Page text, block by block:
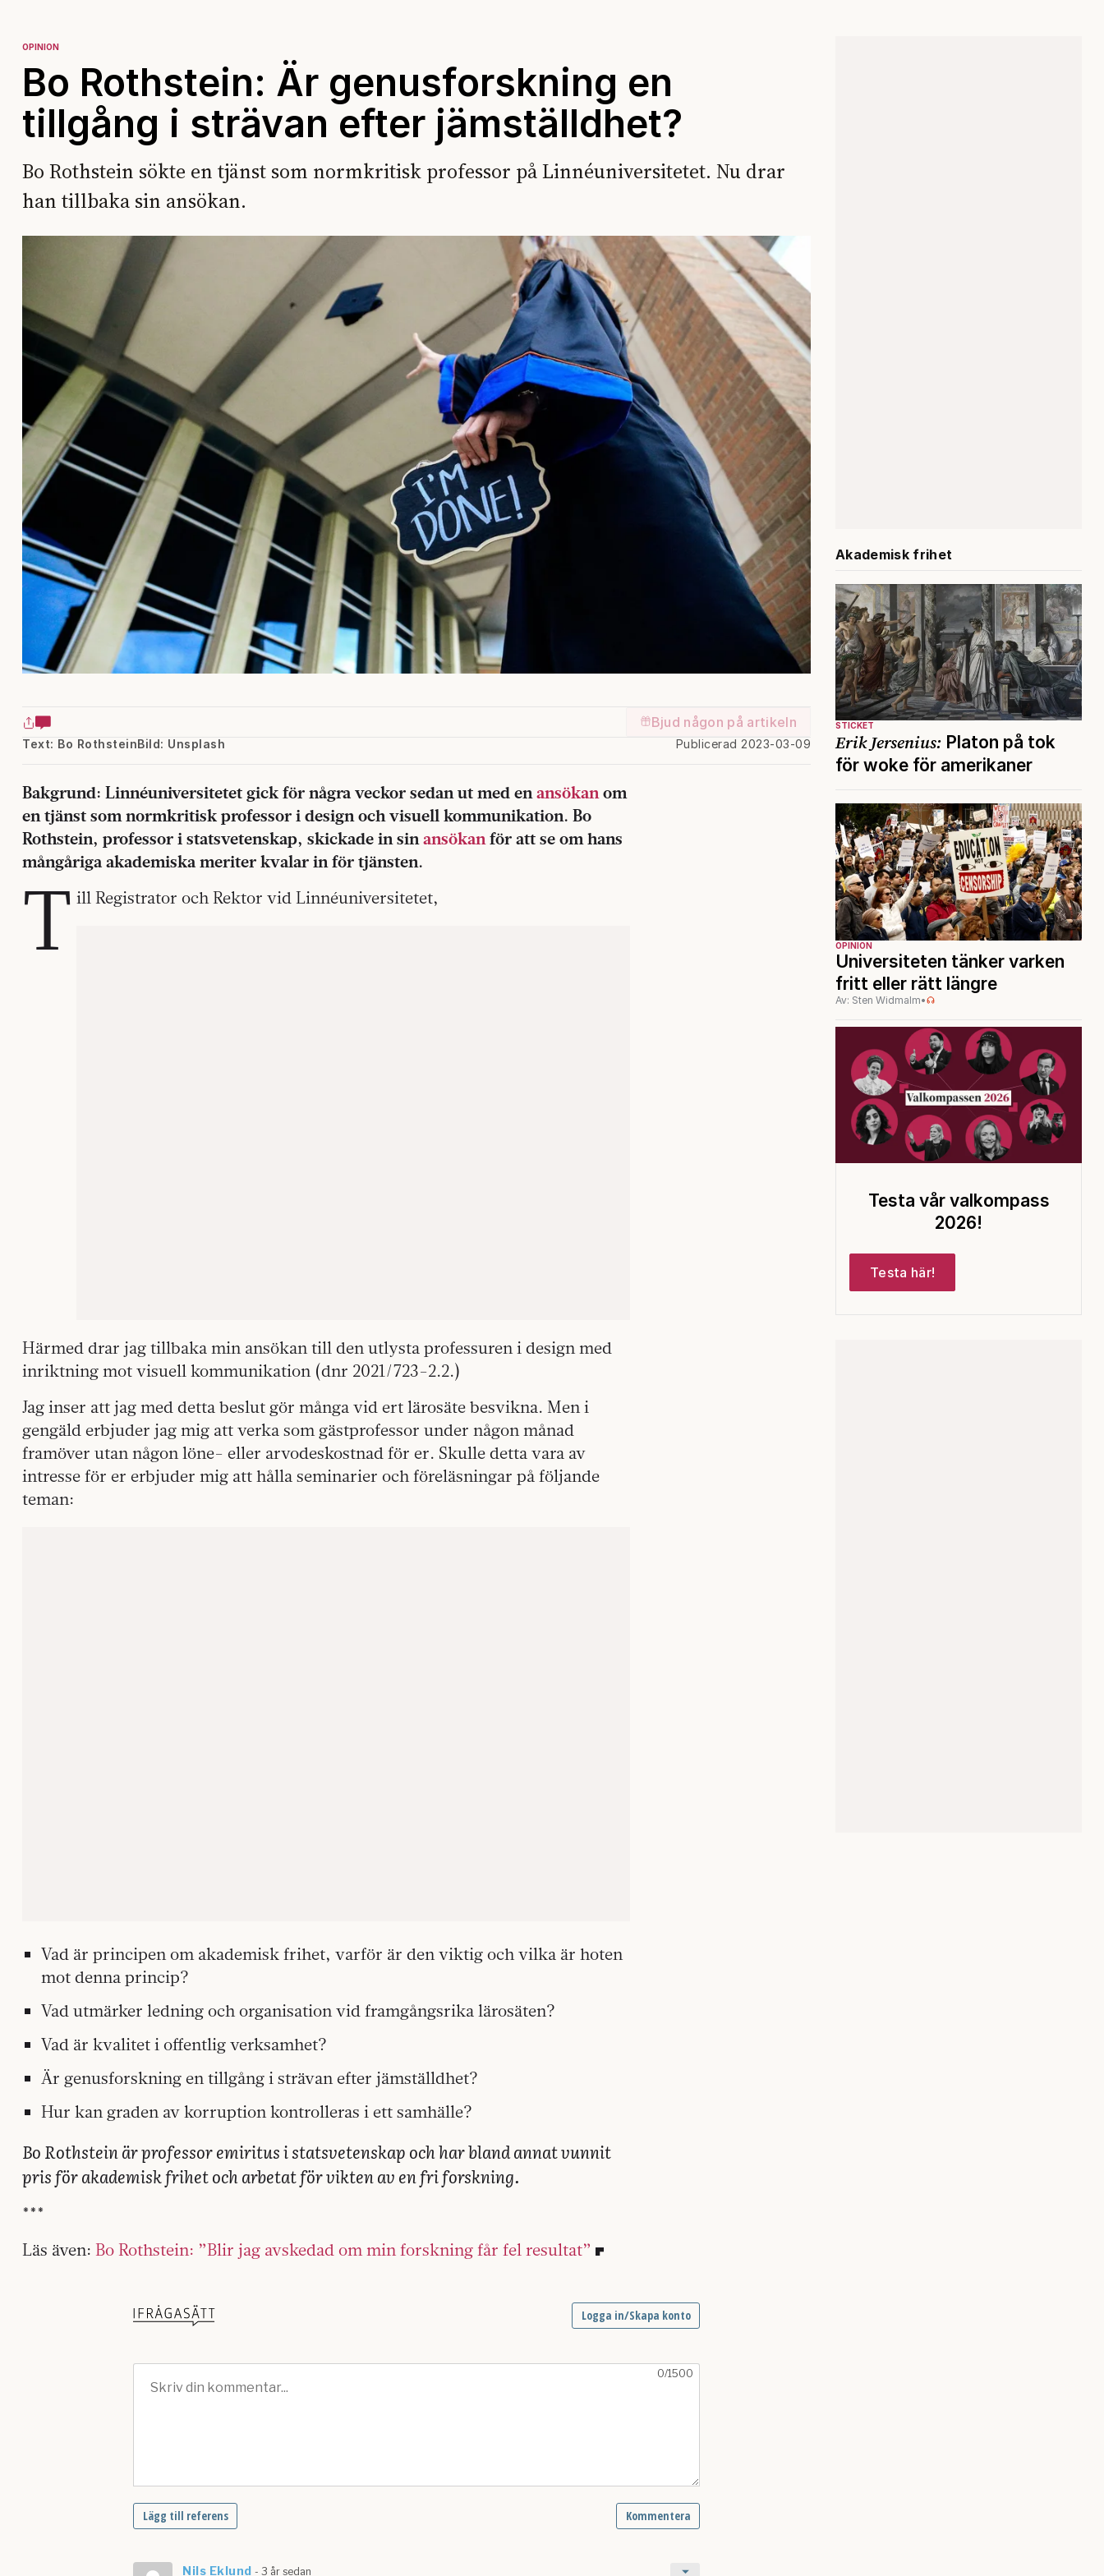
OPINION
Bo Rothstein: Är genusforskning en
tillgång i strävan efter jämställdhet?
Bo Rothstein sökte en tjänst som normkritisk professor på Linnéuniversitetet. Nu drar
han tillbaka sin ansökan.
Bjud någon på artikeln
Text: Bo Rothstein Publicerad 2023-03-09
Bild: Unsplash
Bakgrund: Linnéuniversitetet gick för några veckor sedan ut med enansökanom
en tjänst som normkritisk professor i design och visuell kommunikation. Bo
Rothstein, professor i statsvetenskap, skickade in sinansökanför att se om hans
mångåriga akademiska meriter kvalar in för tjänsten.
T ill Registrator och Rektor vid Linnéuniversitetet,
Härmed drar jag tillbaka min ansökan till den utlysta professuren i design med
inriktning mot visuell kommunikation (dnr 2021/723-2.2.)
Jag inser att jag med detta beslut gör många vid ert lärosäte besvikna. Men i
gengäld erbjuder jag mig att verka som gästprofessor under någon månad
framöver utan någon löne- eller arvodeskostnad för er. Skulle detta vara av
intresse för er erbjuder mig att hålla seminarier och föreläsningar på följande
teman:
Vad är principen om akademisk frihet, varför är den viktig och vilka är hoten
mot denna princip?
Vad utmärker ledning och organisation vid framgångsrika lärosäten?
Vad är kvalitet i offentlig verksamhet?
Är genusforskning en tillgång i strävan efter jämställdhet?
Hur kan graden av korruption kontrolleras i ett samhälle?
Bo Rothstein är professor emiritus i statsvetenskap och har bland annat vunnit
pris för akademisk frihet och arbetat för vikten av en fri forskning.
***
Läs även: Bo Rothstein: ”Blir jag avskedad om min forskning får fel resultat”
Akademisk frihet
STICKET
Erik Jersenius: Platon på tok
för woke för amerikaner
OPINION
Universiteten tänker varken
fritt eller rätt längre
Av: Sten Widmalm•
Testa vår valkompass
2026!
Testa här!